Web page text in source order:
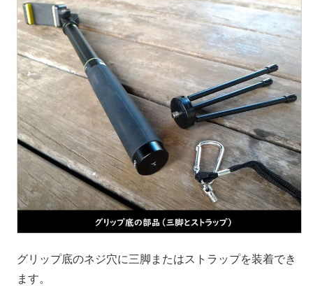
グリップ底のネジ穴に三脚またはストラップを装着でき
ます。